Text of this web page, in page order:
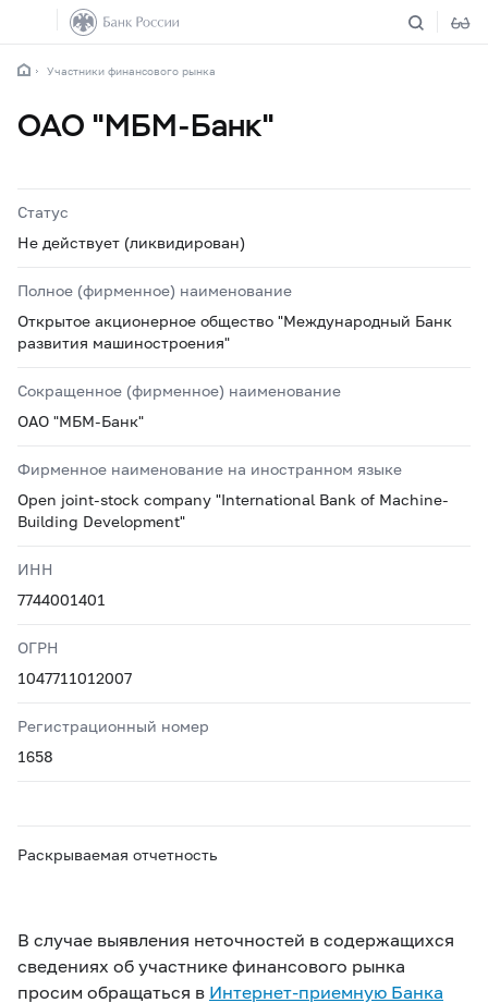
Участники финансового рынка
ОАО "МБМ-Банк"
Статус
Не действует (ликвидирован)
Полное (фирменное) наименование
Открытое акционерное общество "Международный Банк
развития машиностроения"
Сокращенное (фирменное) наименование
ОАО "МБМ-Банк"
Фирменное наименование на иностранном языке
Open joint-stock company "International Bank of Machine-
Building Development"
ИНН
7744001401
ОГРН
1047711012007
Регистрационный номер
1658
Раскрываемая отчетность
В случае выявления неточностей в содержащихся
сведениях об участнике финансового рынка
просим обращаться в Интернет-приемную Банка